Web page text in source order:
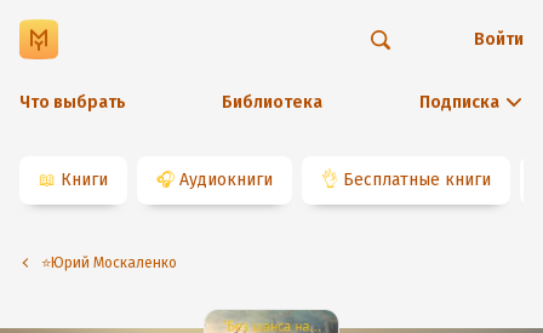
Что выбрать Библиотека Подписка
Войти
📖 Книги 🎧 Аудиокниги 👌 Бесплатные книги
⭐️Юрий Москаленко